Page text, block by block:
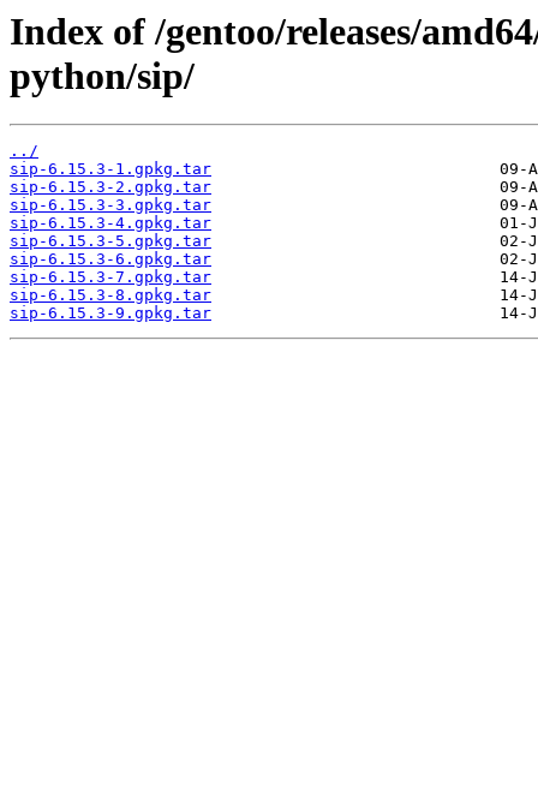
Index of /gentoo/releases/
python/sip/
../
sip-6.15.3-1.gpkg.tar
sip-6.15.3-2.gpkg.tar
sip-6.15.3-3.gpkg.tar
sip-6.15.3-4.gpkg.tar
sip-6.15.3-5.gpkg.tar
sip-6.15.3-6.gpkg.tar
sip-6.15.3-7.gpkg.tar
sip-6.15.3-8.gpkg.tar
sip-6.15.3-9.gpkg.tar